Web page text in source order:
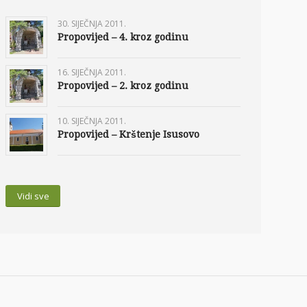
30. SIJEČNJA 2011.
Propovijed – 4. kroz godinu
16. SIJEČNJA 2011.
Propovijed – 2. kroz godinu
10. SIJEČNJA 2011.
Propovijed – Krštenje Isusovo
Vidi sve